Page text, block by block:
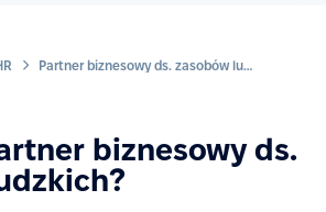
Partner biznesowy ds. zasobów ludzkich
biznesowy ds.